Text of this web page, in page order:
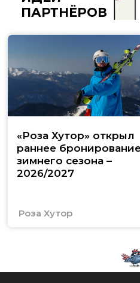
ПАРТНЁРОВ
«Роза Хутор» открыл
раннее
зимнего сезона –
2026/2027
Роза Хутор